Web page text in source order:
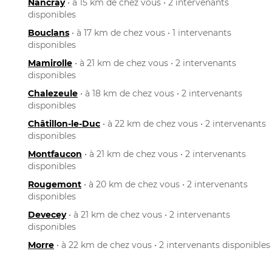
Nancray• à 15 km de chez vous • 2 intervenants
disponibles
Bouclans • à 17 km de chez vous • 1 intervenants
disponibles
Mamirolle • à 21 km de chez vous • 2 intervenants
disponibles
Chalezeule • à 18 km de chez vous • 2 intervenants
disponibles
Châtillon-le-Duc • à 22 km de chez vous • 2 intervenants
disponibles
Montfaucon • à 21 km de chez vous • 2 intervenants
disponibles
Rougemont • à 20 km de chez vous • 2 intervenants
disponibles
Devecey• à 21 km de chez vous • 2 intervenants
disponibles
Morre • à 22 km de chez vous • 2 intervenants disponibles